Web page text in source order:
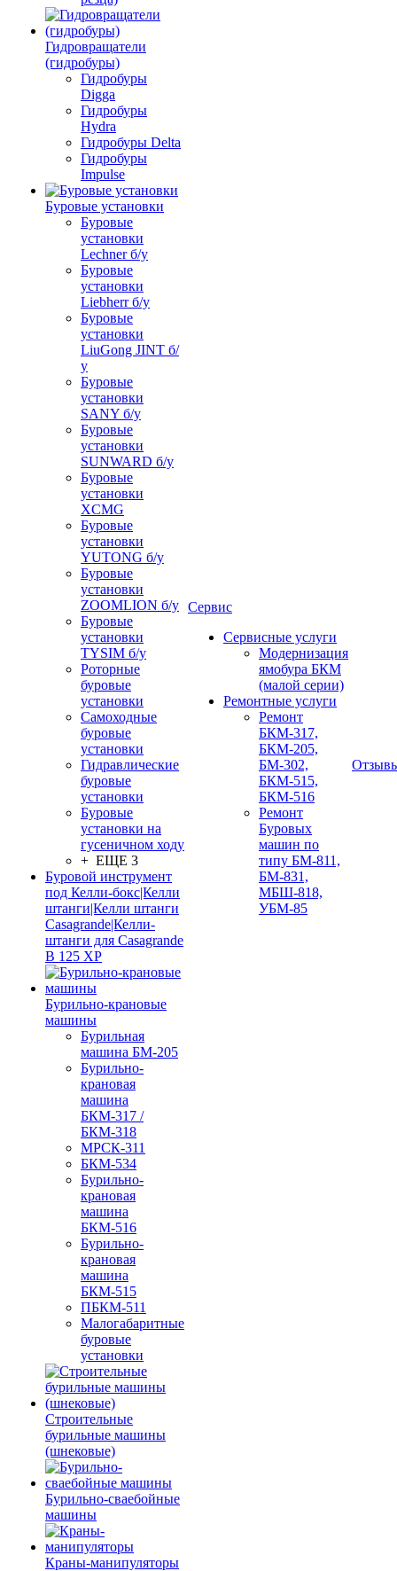
Гидровращатели
(гидробуры)
Гидробуры
Digga
Гидробуры
Hydra
Гидробуры Delta
Гидробуры
Impulse
Буровые установки
Буровые
установки
Lechner б/у
Буровые
установки
Liebherr б/у
Буровые
установки
LiuGong JINT б/
у
Буровые
установки
SANY б/у
Буровые
установки
SUNWARD б/у
Буровые
установки
XCMG
Буровые
установки
YUTONG б/у
Буровые
установки
ZOOMLION б/у
Буровые
установки
TYSIM б/у
Роторные
буровые
установки
Самоходные
буровые
установки
Гидравлические
буровые
установки
Буровые
установки на
гусеничном ходу
+ ЕЩЕ 3
Буровой инструмент
под Келли-бокс|Келли
штанги|Келли штанги
Casagrande|Келли-
штанги для Casagrande
B 125 XP
Бурильно-крановые
машины
Бурильная
машина БМ-205
Бурильно-
крановая
машина
БКМ-317 /
БКМ-318
МРСК-311
БКМ-534
Бурильно-
крановая
машина
БКМ-516
Бурильно-
крановая
машина
БКМ-515
ПБКМ-511
Малогабаритные
буровые
установки
Строительные
бурильные машины
(шнековые)
Бурильно-сваебойные
машины
Краны-манипуляторы
Сервис
Сервисные услуги
Модернизация
ямобура БКМ
(малой серии)
Ремонтные услуги
Ремонт
БКМ-317,
БКМ-205,
БМ-302,
БКМ-515,
БКМ-516
Ремонт
Буровых
машин по
типу БМ-811,
БМ-831,
МБШ-818,
УБМ-85